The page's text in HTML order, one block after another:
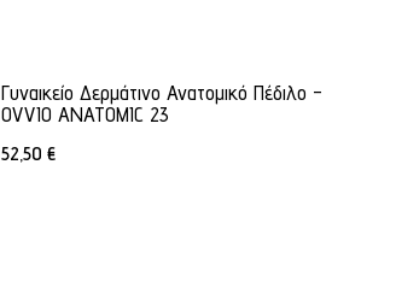
Γυναικείο Δερμάτινο Ανατομικό Πέδιλο -
OVVIO ANATOMIC 23
52,50 €